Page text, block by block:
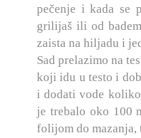
pečenje i kada se
grilijaš ili od
zaista na hiljadu i
Sad prelazimo na
koji idu u testo i
i dodati vode
je trebalo oko 100
folijom do mazanja,